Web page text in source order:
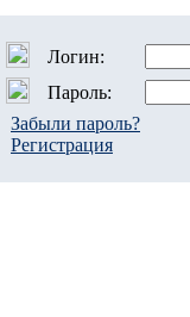
Логин:
Пароль:
Забыли пароль?
Регистрация